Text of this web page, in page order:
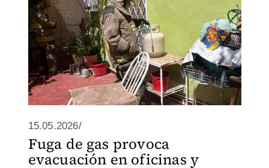
15.05.2026/
Fuga de gas provoca
evacuación en oficinas y